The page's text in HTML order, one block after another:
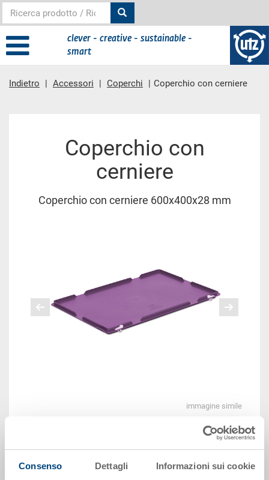
Consenso Dettagli Informazioni sui cookie
clever - creative - sustainable -
smart
Indietro Accessori Coperchi Coperchio con cerniere
Coperchio con
cerniere
Coperchio con cerniere 600x400x28 mm
immagine simile